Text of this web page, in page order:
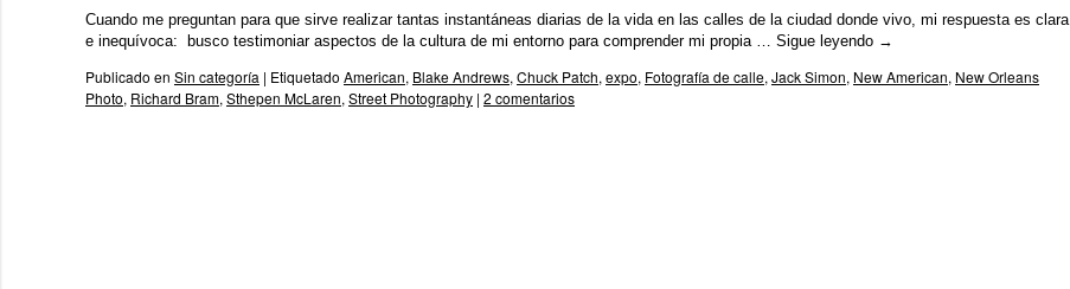
Cuando me preguntan para que sirve realizar tantas instantáneas diarias de la vida en las calles de la ciudad donde vivo, mi respuesta es clara
e inequívoca: busco testimoniar aspectos de la cultura de mi entorno para comprender mi propia … Sigue leyendo →
Publicado en Sin categoría | Etiquetado American, Blake Andrews, Chuck Patch, expo, Fotografía de calle, Jack Simon, New American, New Orleans
Photo, Richard Bram, Sthepen McLaren, Street Photography | 2 comentarios